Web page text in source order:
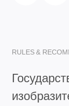
RULES &